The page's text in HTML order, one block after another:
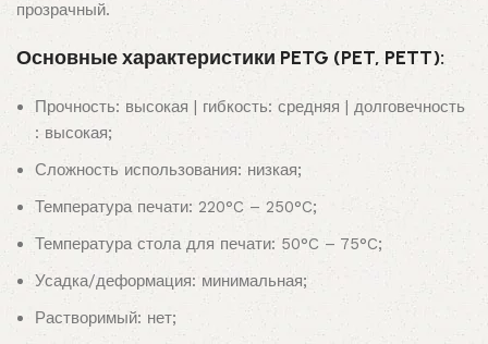
прозрачный.
Основные характеристики PETG (PET, PETT):
Прочность: высокая | гибкость: средняя | долговечность
: высокая;
Сложность использования: низкая;
Температура печати: 220°C – 250°C;
Температура стола для печати: 50°C – 75°C;
Усадка/деформация: минимальная;
Растворимый: нет;